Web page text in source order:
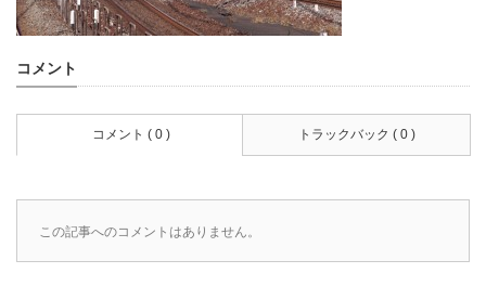
コメント
コメント ( 0 ) トラックバック ( 0 )
この記事へのコメントはありません。